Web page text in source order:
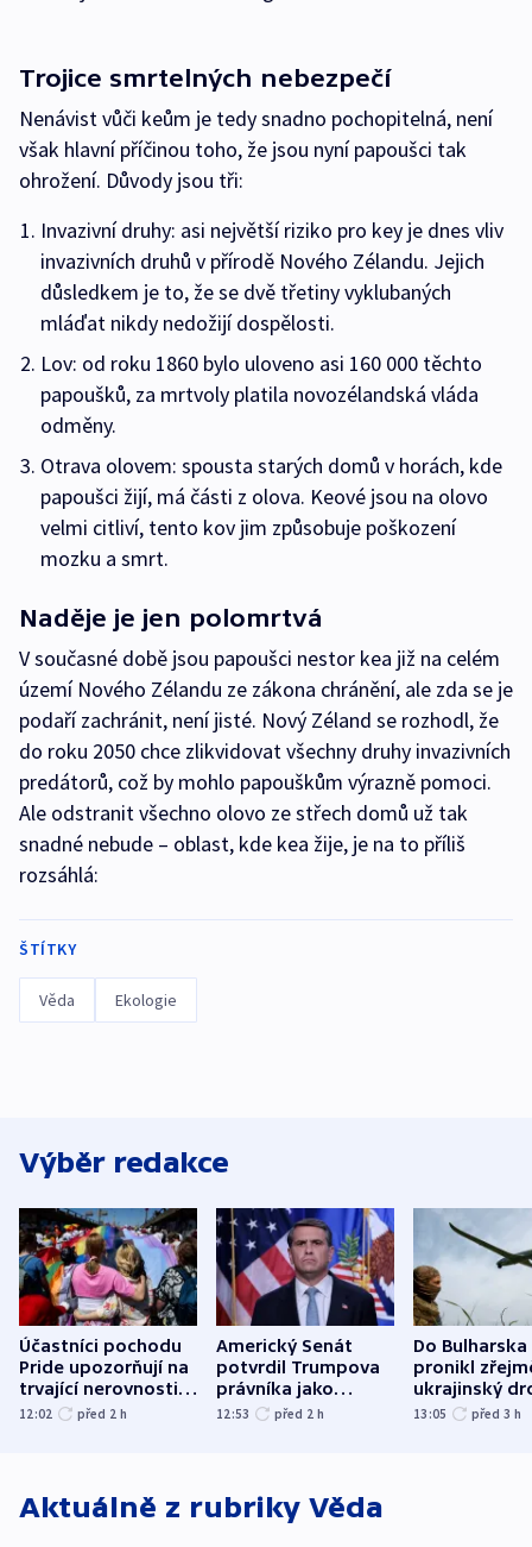
Trojice smrtelných nebezpečí
Nenávist vůči keům je tedy snadno pochopitelná, není
však hlavní příčinou toho, že jsou nyní papoušci tak
ohrožení. Důvody jsou tři:
Invazivní druhy: asi největší riziko pro key je dnes vliv
invazivních druhů v přírodě Nového Zélandu. Jejich
důsledkem je to, že se dvě třetiny vyklubaných
mláďat nikdy nedožijí dospělosti.
Lov: od roku 1860 bylo uloveno asi 160 000 těchto
papoušků, za mrtvoly platila novozélandská vláda
odměny.
Otrava olovem: spousta starých domů v horách, kde
papoušci žijí, má části z olova. Keové jsou na olovo
velmi citliví, tento kov jim způsobuje poškození
mozku a smrt.
Naděje je jen polomrtvá
V současné době jsou papoušci nestor kea již na celém
území Nového Zélandu ze zákona chránění, ale zda se je
podaří zachránit, není jisté. Nový Zéland se rozhodl, že
do roku 2050 chce zlikvidovat všechny druhy invazivních
predátorů, což by mohlo papouškům výrazně pomoci.
Ale odstranit všechno olovo ze střech domů už tak
snadné nebude – oblast, kde kea žije, je na to příliš
rozsáhlá:
ŠTÍTKY
Věda Ekologie
Výběr redakce
Účastníci pochodu
Pride upozorňují na
trvající nerovnosti i
společenskou
12:02 před 2 h
Americký Senát
potvrdil Trumpova
právníka jako
ministra
12:53 před 2 h
Do Bulharska
pronikl
ukrajinský
explodoval
13:05 před 3 h
Aktuálně z rubriky Věda